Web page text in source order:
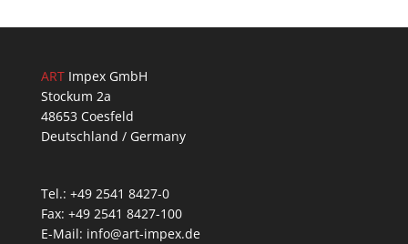
ARTImpex GmbH
Stockum 2a
48653 Coesfeld
Deutschland / Germany
Tel.: +49 2541 8427-0
Fax: +49 2541 8427-100
E-Mail: info@art-impex.de